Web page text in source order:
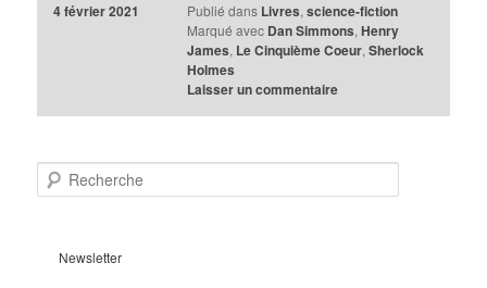
4 février 2021 Publié dans Livres,science-fiction
Marqué avec Dan Simmons,Henry
James, Le Cinquième Coeur,Sherlock
Holmes
Laisser un commentaire
e
Newsletter